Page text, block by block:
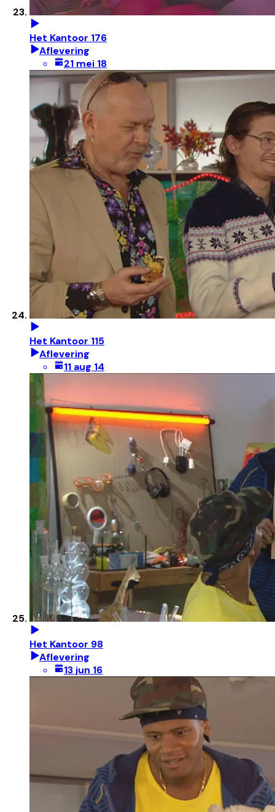
Het Kantoor 176
Aflevering
21 mei 18
Het Kantoor 115
Aflevering
11 aug 14
Het Kantoor 98
Aflevering
13 jun 16